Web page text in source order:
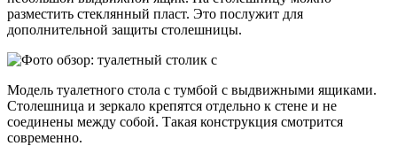
разместить стеклянный пласт. Это послужит для
дополнительной защиты столешницы.
Модель туалетного стола с тумбой с выдвижными ящиками.
Столешница и зеркало крепятся отдельно к стене и не
соединены между собой. Такая конструкция смотрится
современно.